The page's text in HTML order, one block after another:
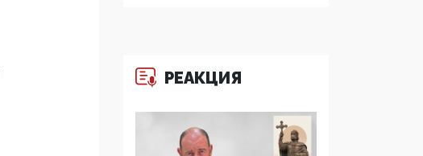
освободили от борца с
деструктивным и
07:39, 25 Мая 2026
РЕАКЦИЯ